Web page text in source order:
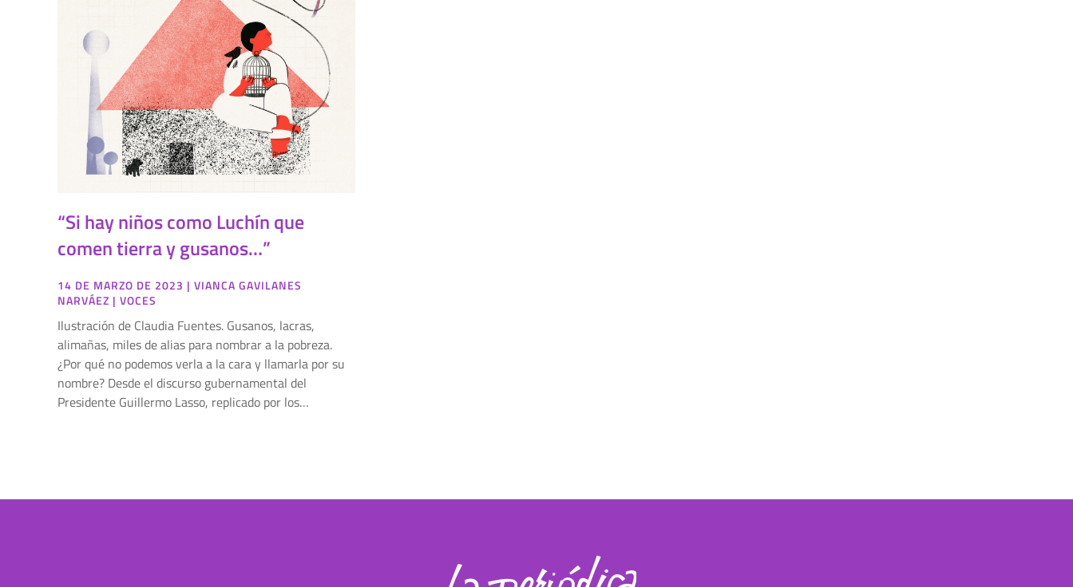
“Si hay niños como Luchín que
comen tierra y gusanos…”
14 DE MARZO DE 2023 | VIANCA GAVILANES
NARVÁEZ | VOCES
Ilustración de Claudia Fuentes. Gusanos, lacras,
alimañas, miles de alias para nombrar a la pobreza.
¿Por qué no podemos verla a la cara y llamarla por su
nombre? Desde el discurso gubernamental del
Presidente Guillermo Lasso, replicado por los…